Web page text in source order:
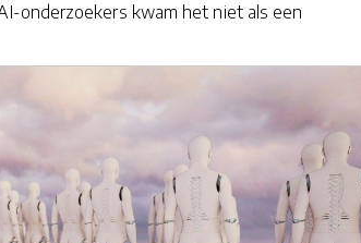
onderzoekers kwam het niet als een